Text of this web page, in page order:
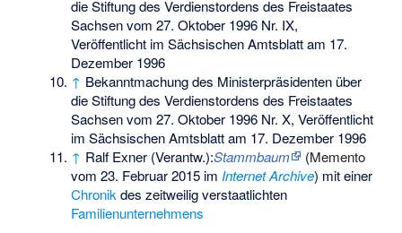
die Stiftung des Verdienstordens des Freistaates
Sachsen vom 27. Oktober 1996 Nr. IX,
Veröffentlicht im Sächsischen Amtsblatt am 17.
Dezember 1996
↑ Bekanntmachung des Ministerpräsidenten über
die Stiftung des Verdienstordens des Freistaates
Sachsen vom 27. Oktober 1996 Nr. X, Veröffentlicht
im Sächsischen Amtsblatt am 17. Dezember 1996
↑ Ralf Exner (Verantw.):Stammbaum (Memento
vom 23. Februar 2015 im Internet Archive) mit einer
Chronik des zeitweilig verstaatlichten
Familienunternehmens